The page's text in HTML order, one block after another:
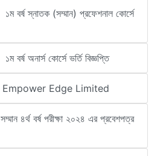
১ম বর্ষ স্নাতক (সম্মান) প্রফেশনাল কোর্সে
১ম বর্ষ অনার্স কোর্সে ভর্তি বিজ্ঞপ্তি
Empower Edge Limited
সম্মান ৪র্থ বর্ষ পরীক্ষা ২০২৪ এর প্রবেশপত্র